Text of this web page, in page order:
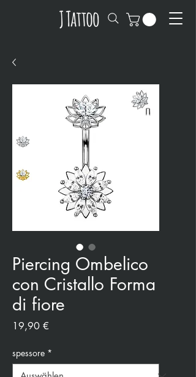
Piercing Ombelico
con Cristallo Forma
di fiore
19,90 €
spessore *